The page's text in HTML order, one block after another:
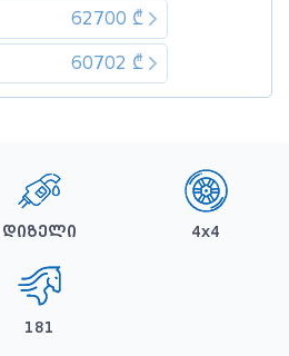
62700 ₾
60702 ₾
დიზელი 4x4
181